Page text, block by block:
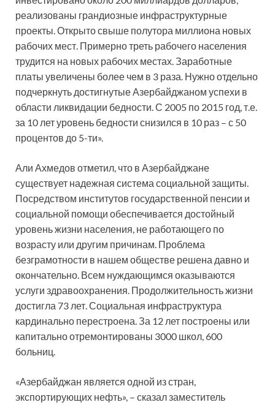
реализованы грандиозные инфраструктурные
проекты. Открыто свыше полутора миллиона новых
рабочих мест. Примерно треть рабочего населения
трудится на новых рабочих местах. Заработные
платы увеличены более чем в 3 раза. Нужно отдельно
подчеркнуть достигнутые Азербайджаном успехи в
области ликвидации бедности. С 2005 по 2015 год, т.е.
за 10 лет уровень бедности снизился в 10 раз – с 50
процентов до 5-ти».
Али Ахмедов отметил, что в Азербайджане
существует надежная система социальной защиты.
Посредством институтов государственной пенсии и
социальной помощи обеспечивается достойный
уровень жизни населения, не работающего по
возрасту или другим причинам. Проблема
безграмотности в нашем обществе решена давно и
окончательно. Всем нуждающимся оказываются
услуги здравоохранения. Продолжительность жизни
достигла 73 лет. Социальная инфраструктура
кардинально перестроена. За 12 лет построены или
капитально отремонтированы 3000 школ, 600
больниц.
«Азербайджан является одной из стран,
экспортирующих нефть», – сказал заместитель